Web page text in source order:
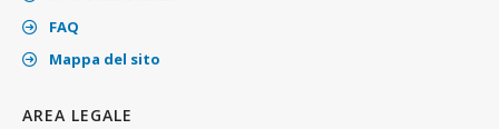
FAQ
Mappa del sito
AREA LEGALE